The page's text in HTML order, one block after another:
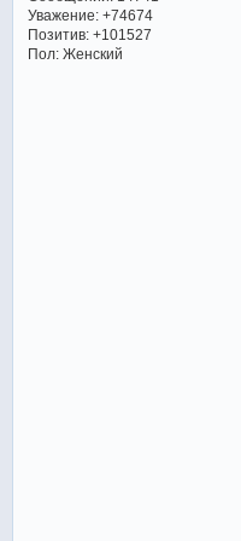
Уважение: +74674
Позитив: +101527
Пол:Женский